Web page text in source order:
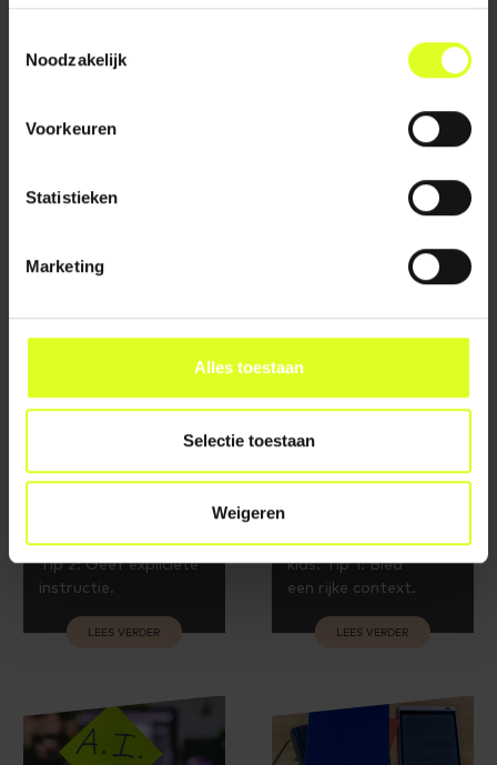
Noodzakelijk
Voorkeuren
Statistieken
Marketing
Alles toestaan
Selectie toestaan
Weigeren
een mediawijze klas.
Brand geeft tips voor
een mediawijze klas.
EEN MEDIAWIJZE
een mediawijze klas.
Tip 2: Geef expliciete
instructie.
LEES VERDER
EEN MEDIAWIJZE
een mediawijze
klas. Tip 1: Bied
een rijke context.
LEES VERDER